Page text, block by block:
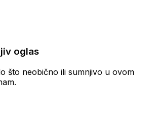
oglas
što neobično ili sumnjivo u ovom